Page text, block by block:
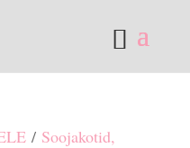
/ Soojakotid,